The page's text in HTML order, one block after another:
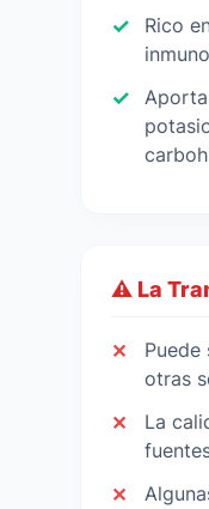
Rico
⚠️ La
otras
La